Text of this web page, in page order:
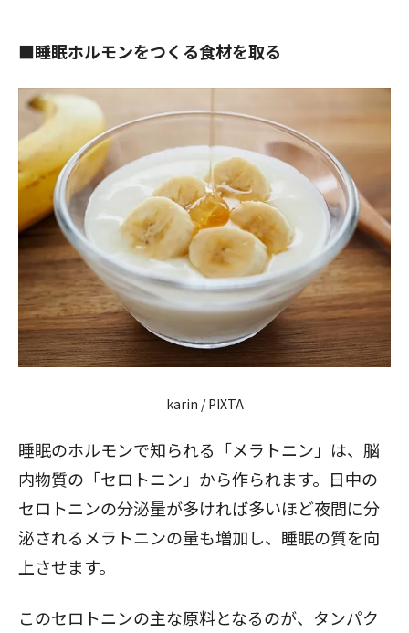
■睡眠ホルモンをつくる食材を取る
karin / PIXTA
睡眠のホルモンで知られる「メラトニン」は、脳
内物質の「セロトニン」から作られます。日中の
セロトニンの分泌量が多ければ多いほど夜間に分
泌されるメラトニンの量も増加し、睡眠の質を向
上させます。
このセロトニンの主な原料となるのが、タンパク